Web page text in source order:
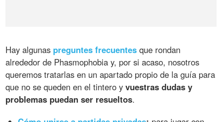
Hay algunas preguntes frecuentes que rondan
alrededor de Phasmophobia y, por si acaso, nosotros
queremos tratarlas en un apartado propio de la guía para
que no se queden en el tintero yvuestras dudas y
problemas puedan ser resueltos.